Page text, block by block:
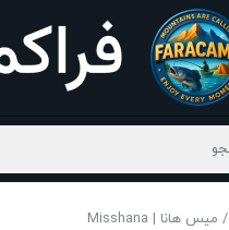
/ میس هانا | Misshana